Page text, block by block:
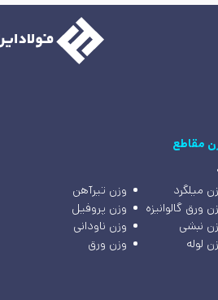
مقاطع
میلگرد
وزن تیرآهن
ورق گالوانیزه
وزن پروفیل
نبشی
وزن ناودانی
لوله
وزن ورق